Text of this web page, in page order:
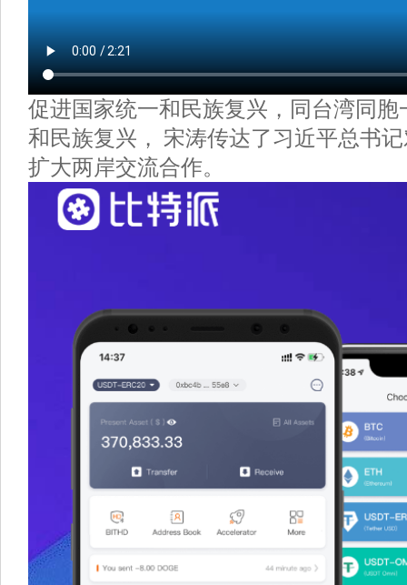
促进国家统一和民族复兴，同台湾同胞
和民族复兴， 宋涛传达了习近平总书
扩大两岸交流合作。